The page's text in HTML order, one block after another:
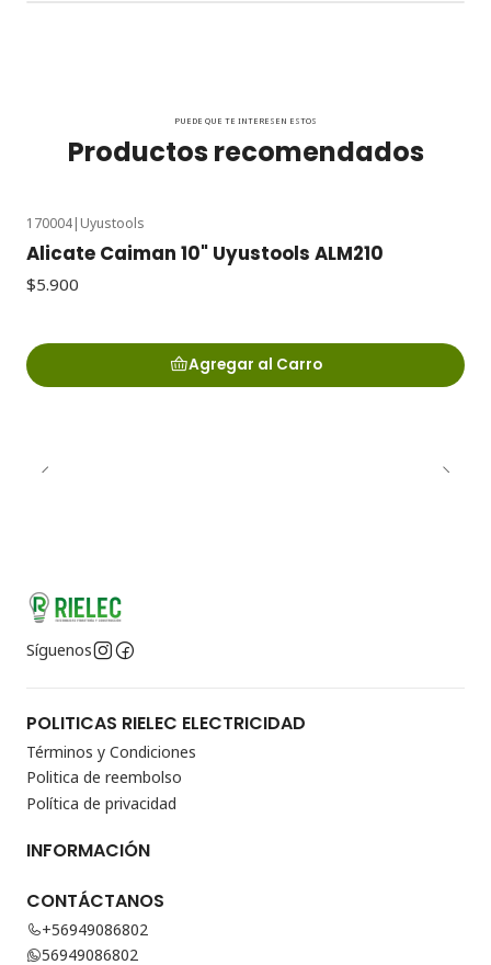
PUEDE QUE TE INTERESEN ESTOS
Productos recomendados
170004| Uyustools
Alicate Caiman 10" Uyustools ALM210
$5.900
Agregar al Carro
Síguenos
POLITICAS RIELEC ELECTRICIDAD
Términos y Condiciones
Politica de reembolso
Política de privacidad
INFORMACIÓN
CONTÁCTANOS
+56949086802
56949086802